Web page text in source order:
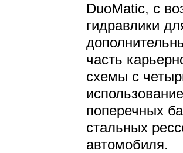
DuoMatic, с
гидравлики
часть
схемы с
поперечных
стальных
автомобиля.